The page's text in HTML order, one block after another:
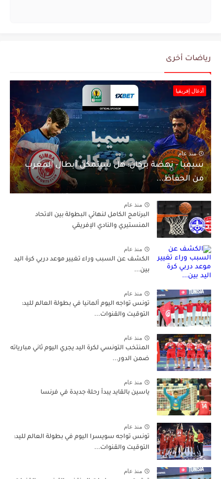
رياضات أخرى
أدغال إفريقيا
منذ عام
سيمبا - نهضة بركان: هل سيتمكن أبطال المغرب
من الحفاظ...
منذ عام
البرنامج الكامل لنهائي البطولة بين الاتحاد
المنستيري والنادي الإفريقي
منذ عام
الكشف عن السبب وراء تغيير موعد دربي كرة اليد
بين...
منذ عام
تونس تواجه اليوم ألمانيا في بطولة العالم لليد:
التوقيت والقنوات...
منذ عام
المنتخب التونسي لكرة اليد يجري اليوم ثاني مبارياته
ضمن الدور...
منذ عام
ياسين بالقايد يبدأ رحلة جديدة في فرنسا
منذ عام
تونس تواجه سويسرا اليوم في بطولة العالم لليد:
التوقيت والقنوات...
منذ عام